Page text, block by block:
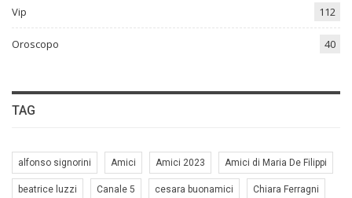
Vip 112
Oroscopo 40
TAG
alfonso signorini Amici Amici 2023 Amici di Maria De Filippi
beatrice luzzi Canale 5 cesara buonamici Chiara Ferragni